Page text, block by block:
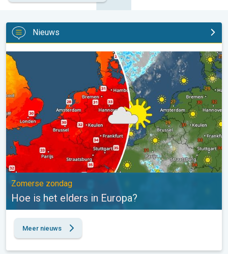
Nieuws
Hoe is het elders in Europa?. Zomerse zondag. . .
Zomerse zondag
Hoe is het elders in Europa?
Meer nieuws